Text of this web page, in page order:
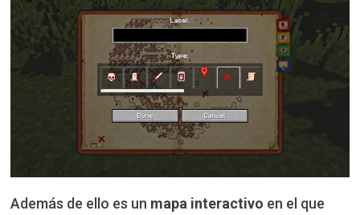
Además de ello es un mapa interactivo en el que